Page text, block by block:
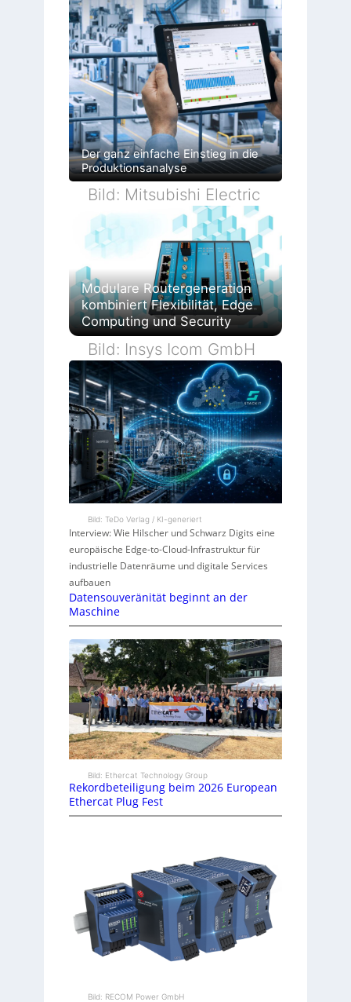
Der ganz einfache Einstieg in die
Produktionsanalyse
Bild: Mitsubishi Electric
Modulare Routergeneration
kombiniert Flexibilität, Edge
Computing und Security
Bild: Insys Icom GmbH
Bild: TeDo Verlag / KI-generiert
Interview: Wie Hilscher und Schwarz Digits eine
europäische Edge-to-Cloud-Infrastruktur für
industrielle Datenräume und digitale Services
aufbauen
Datensouveränität beginnt an der
Maschine
Bild: Ethercat Technology Group
Rekordbeteiligung beim 2026 European
Ethercat Plug Fest
Bild: RECOM Power GmbH